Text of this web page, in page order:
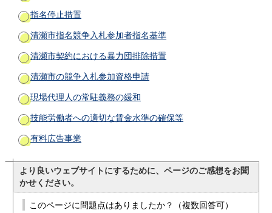
指名停止措置
清瀬市指名競争入札参加者指名基準
清瀬市契約における暴力団排除措置
清瀬市の競争入札参加資格申請
現場代理人の常駐義務の緩和
技能労働者への適切な賃金水準の確保等
有料広告事業
より良いウェブサイトにするために、ページのご感想をお聞
かせください。
このページに問題点はありましたか？（複数回答可）